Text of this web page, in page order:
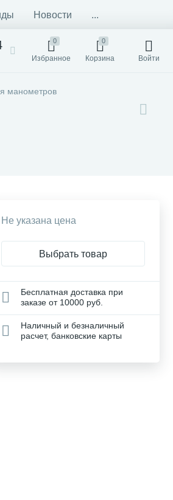
Новости ...
0
Избранное
0
Корзина Войти
манометров
Не указана цена
Выбрать товар
Бесплатная доставка при
заказе от 10000 руб.
Наличный и безналичный
расчет, банковские карты